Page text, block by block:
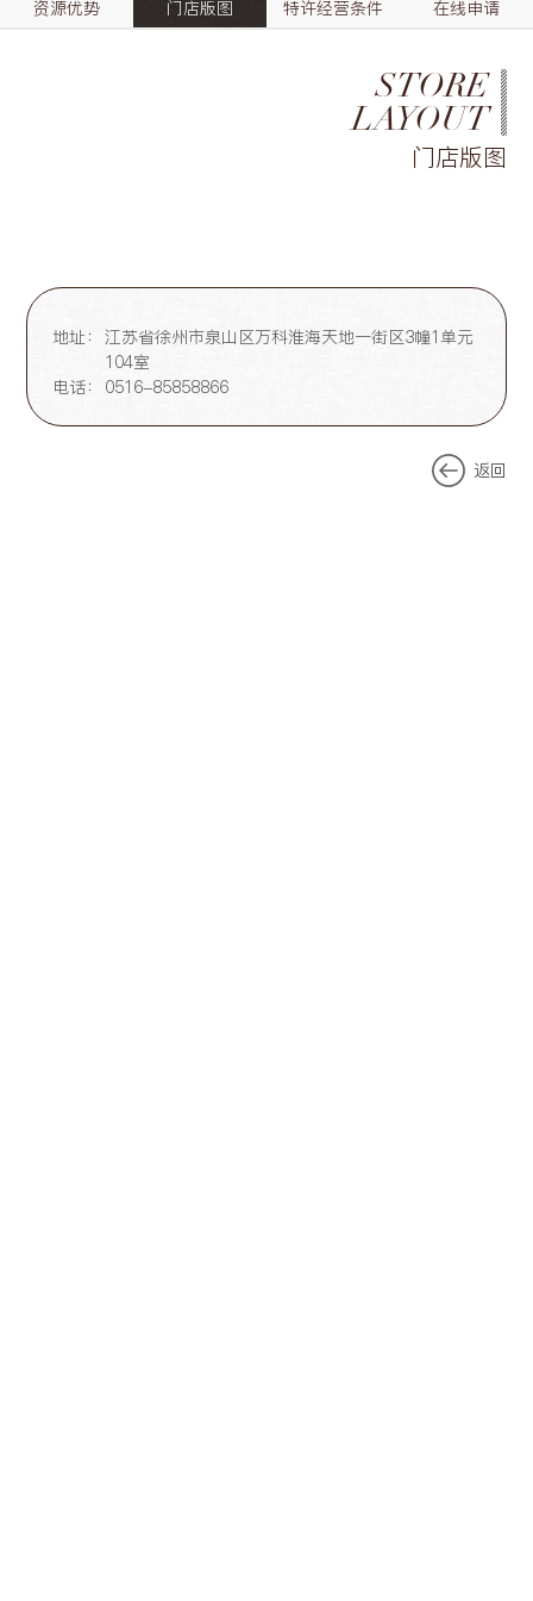
资源优势 门店版图 特许经营条件 在线申请
STORE
LAYOUT
门店版图
地址： 江苏省徐州市泉山区万科淮海天地一街区3幢1单元
104室
电话：
0516-85858866
返回